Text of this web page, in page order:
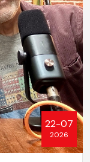
22-07
2026